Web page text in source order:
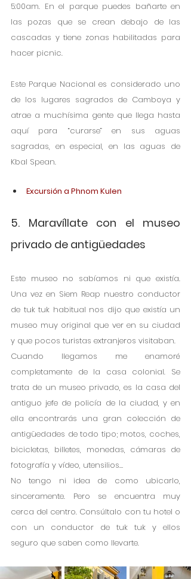
5:00am. En el parque puedes bañarte en
las pozas que se crean debajo de las
cascadas y tiene zonas habilitadas para
hacer picnic.
Este Parque Nacional es considerado uno
de los lugares sagrados de Camboya y
atrae a muchísima gente que llega hasta
aquí para “curarse” en sus aguas
sagradas, en especial, en las aguas de
Kbal Spean.
Excursión a Phnom Kulen
5. Maravíllate con el museo
privado de antigüedades
Este museo no sabíamos ni que existía.
Una vez en Siem Reap nuestro conductor
de tuk tuk habitual nos dijo que existía un
museo muy original que ver en su ciudad
y que pocos turistas extranjeros visitaban.
Cuando llegamos me enamoré
completamente de la casa colonial. Se
trata de un museo privado, es la casa del
antiguo jefe de policía de la ciudad, y en
ella encontrarás una gran colección de
antigüedades de todo tipo; motos, coches,
bicicletas, billetes, monedas, cámaras de
fotografía y vídeo, utensilios…
No tengo ni idea de como ubicarlo,
sinceramente. Pero se encuentra muy
cerca del centro. Consúltalo con tu hotel o
con un conductor de tuk tuk y ellos
seguro que saben como llevarte.